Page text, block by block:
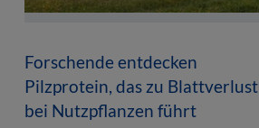
Forschende entdecken
Pilzprotein, das zu Blattverlust
bei Nutzpflanzen führt